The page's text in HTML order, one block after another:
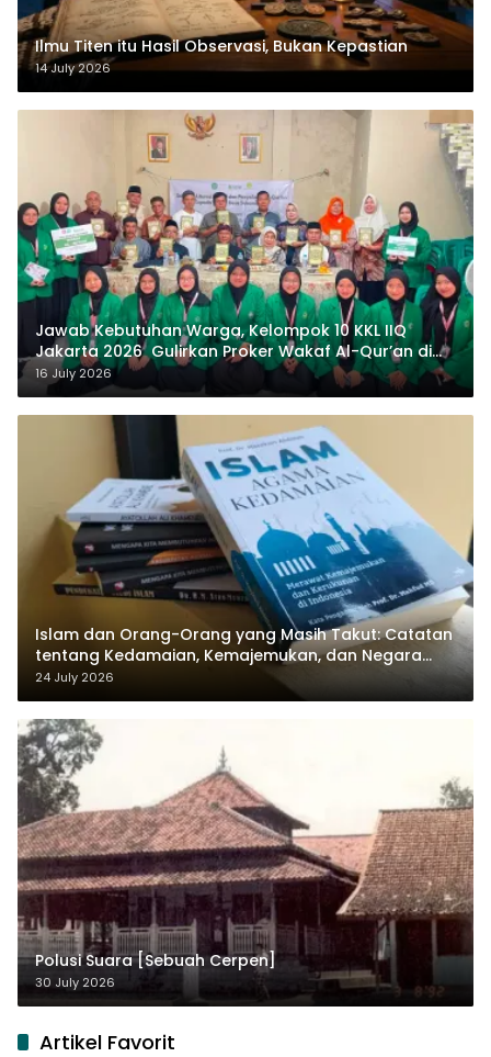
Ilmu Titen itu Hasil Observasi, Bukan Kepastian
14 July 2026
Jawab Kebutuhan Warga, Kelompok 10 KKL IIQ
Jakarta 2026 Gulirkan Proker Wakaf Al-Qur’an di
Sukamanah
16 July 2026
Islam dan Orang-Orang yang Masih Takut: Catatan
tentang Kedamaian, Kemajemukan, dan Negara
dalam Pemikiran Masykuri Abdillah
24 July 2026
Polusi Suara [Sebuah Cerpen]
30 July 2026
Artikel Favorit